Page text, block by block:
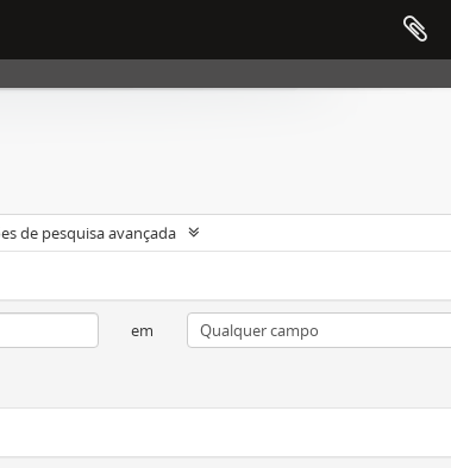
de pesquisa avançada
em